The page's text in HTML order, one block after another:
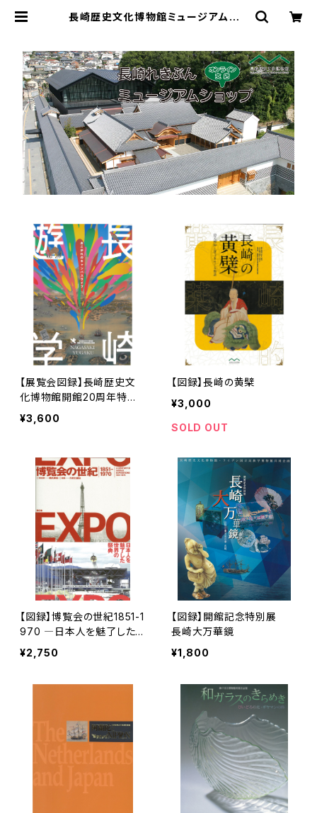
長崎歴史文化博物館ミュージアムショ
【展覧会図録】長崎歴史文
化博物館開館20周年特別
企画展 長崎遊学 図録
¥3,600
【図録】長崎の黄檗
¥3,000
SOLD OUT
【図録】博覧会の世紀1851-1
970 ―日本人を魅了した
世界の祭典
¥2,750
【図録】開館記念特別展
長崎大万華鏡
¥1,800